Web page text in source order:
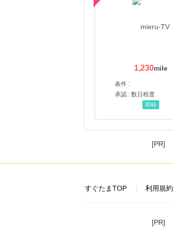
1,230
条件 :
承認 : 数日程度
即時
[PR]
すぐたまTOP 利用規約
[PR]